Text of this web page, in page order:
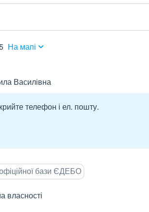
На мапі
Василівна
телефон і ел. пошту.
бази ЄДЕБО
власності